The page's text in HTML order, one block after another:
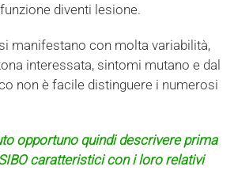
diventi lesione.
manifestano con molta variabilità,
interessata, sintomi mutano e dal
non è facile distinguere i numerosi
opportuno quindi descrivere prima
caratteristici con i loro relativi